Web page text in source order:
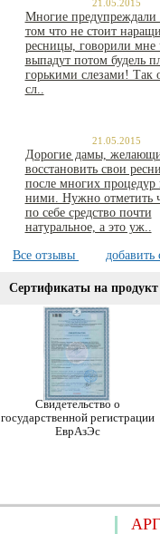
21.05.2015
Многие предупреждали
том что не стоит
ресницы, говорили мне
выпадут потом будель
горькими слезами! Так
сл..
21.05.2015
Дорогие дамы,
восстановить свои
после многих процедур
ними. Нужно отметить
по себе средство почти
натуральное, а это уж..
Все отзывы добавить
Сертификаты на продукт
Свидетельство о
государственной регистрации
ЕврАзЭс